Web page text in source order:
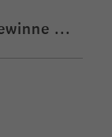
...